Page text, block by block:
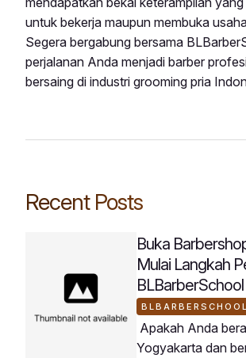
untuk bekerja maupun membuka
Segera bergabung bersama
perjalanan Anda menjadi barber
bersaing di industri grooming pria
Recent Posts
Buka
Mulai Langkah
BLBarberSchool
BLBARBERSCHOOL
Apakah Anda
Yogyakarta dan